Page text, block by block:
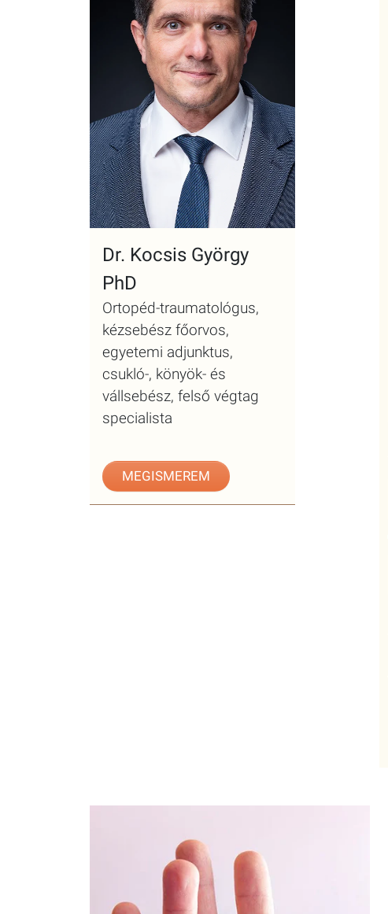
Dr. Kocsis György
PhD
Ortopéd-traumatológus,
kézsebész főorvos,
egyetemi adjunktus,
csukló-, könyök- és
vállsebész, felső végtag
specialista
MEGISMEREM